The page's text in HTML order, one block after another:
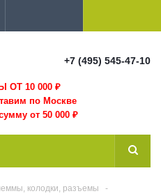
+7 (495) 545-47-10
ОТ 10 000₽
по Москве
от 50 000 ₽
колодки, разъемы
-